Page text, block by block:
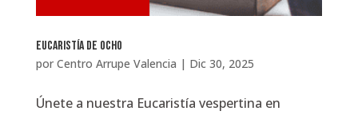
Eucaristía de ocho
por Centro Arrupe Valencia | Dic 30, 2025
Únete a nuestra Eucaristía vespertina en